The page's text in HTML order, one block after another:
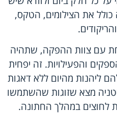
כולל את הצילומים, הטקס,
עם צוות ההפקה, שתהיה
והפעילויות. זה יפחית
ליהנות מהיום ללא דאגות
מצא שזוגות שהשתמשו
לחוצים במהלך החתונה.